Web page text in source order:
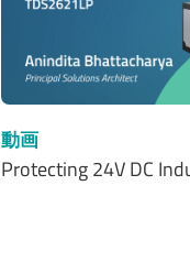
動画
Protecting 24V DC